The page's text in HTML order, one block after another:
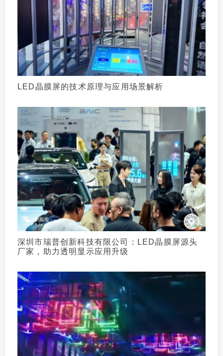
LED晶膜屏的技术原理与应用场景解析
深圳市瑞普创新科技有限公司：LED晶膜屏源头
厂家，助力透明显示应用升级